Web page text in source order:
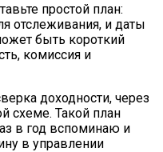
простой план:
отслеживания, и даты
быть короткий
комиссия и
доходности, через
схеме. Такой план
в год вспоминаю и
в управлении